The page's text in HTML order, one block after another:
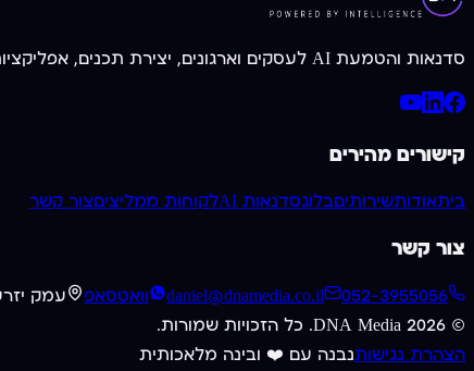
סדנאות והטמעת AI לעסקים וארגונים, יצירת תכנים, אפליקציות וכלים מותאמים אישית. מעל 20 שנות ניסיון בחזית הטכנולוגיה.
קישורים מהירים
ביתאודותשירותיםבלוגסדנאות AI לקוחות ממליציםצור קשר
צור קשר
052-3955056
daniel@dnamedia.co.il וואטסאפ
עמק
©
2026
הצהרת נגישותנבנה עם ❤️ ובינה מלאכותית